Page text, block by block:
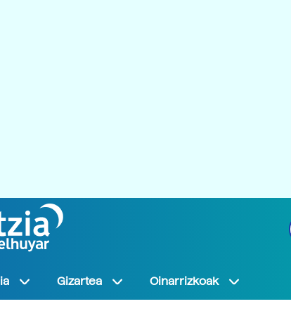
Gizartea Oinarrizkoak